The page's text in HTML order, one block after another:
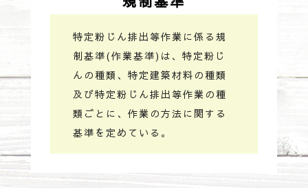
特定粉じん排出等作業に係る規
制基準(作業基準)は、特定粉じ
んの種類、特定建築材料の種類
及び特定粉じん排出等作業の種
類ごとに、作業の方法に関する
基準を定めている。